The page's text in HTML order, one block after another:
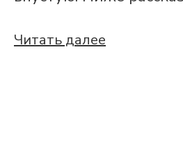
Читать далее